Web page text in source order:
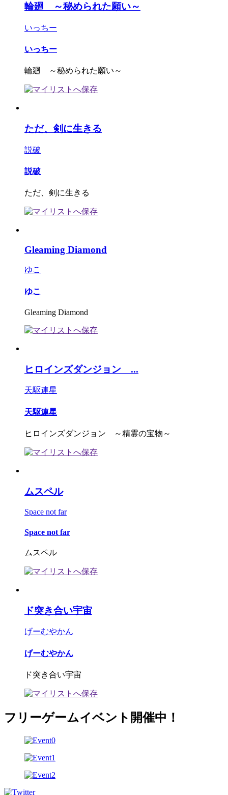
輪廻 ～秘められた願い～
いっちー
いっちー
輪廻 ～秘められた願い～
ただ、剣に生きる
説破
説破
ただ、剣に生きる
Gleaming Diamond
ゆこ
ゆこ
Gleaming Diamond
ヒロインズダンジョン ...
天駆連星
天駆連星
ヒロインズダンジョン ～精霊の宝物～
ムスペル
Space not far
Space not far
ムスペル
ド突き合い宇宙
げーむやかん
げーむやかん
ド突き合い宇宙
フリーゲームイベント開催中！